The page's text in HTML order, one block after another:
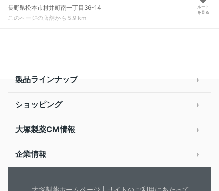
長野県松本市村井町南一丁目36-14
このページの店舗から 5.9 km
ルート
を見る
製品ラインナップ
ショッピング
大塚製薬CM情報
企業情報